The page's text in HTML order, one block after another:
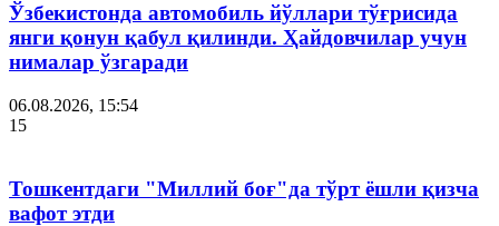
Ўзбекистонда автомобиль йўллари тўғрисида
янги қонун қабул қилинди. Ҳайдовчилар учун
нималар ўзгаради
06.08.2026, 15:54
15
Тошкентдаги "Миллий боғ"да тўрт ёшли қизча
вафот этди